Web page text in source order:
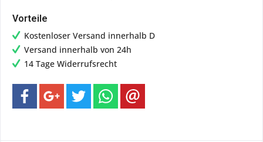
Vorteile
Kostenloser Versand innerhalb D
Versand innerhalb von 24h
14 Tage Widerrufsrecht